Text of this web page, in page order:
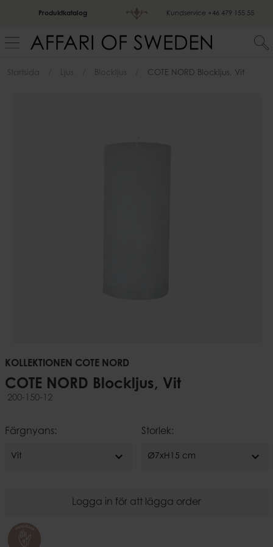
Produktkatalog Kundservice +46 479 155 55
Startsida Ljus Blockljus COTE NORD Blockljus, Vit
KOLLEKTIONEN COTE NORD
COTE NORD Blockljus, Vit
200-150-12
Färgnyans:
Vit expand_more
Storlek:
Ø7xH15 cm expand_more
Logga in för att lägga order